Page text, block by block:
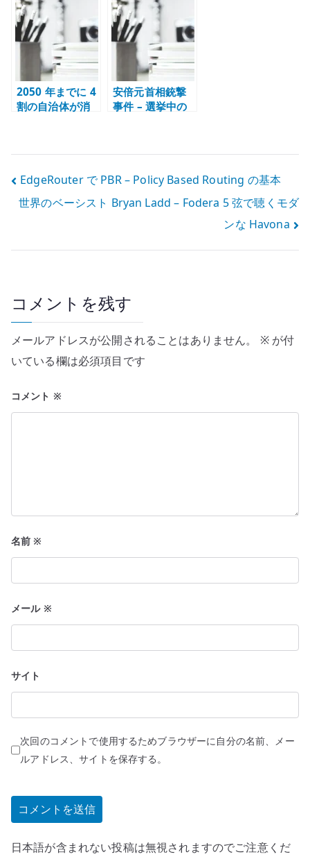
と社会の偏り
設計を考える
2050 年までに 4
割の自治体が消
安倍元首相銃撃
事件 – 選挙中の
投
稿
ゲ
ー
シ
ン
EdgeRouter で PBR – Policy Based Routing の基本
世界のベーシスト Bryan Ladd – Fodera 5 弦で聴くモダ
ンな Havona
コメントを残す
メールアドレスが公開されることはありません。 ※が付
いている欄は必須項目です
コメント ※
名前※
メール ※
サイト
次回のコメントで使用するためブラウザーに自分の名前、メー
ルアドレス、サイトを保存する。
日本語が含まれない投稿は無視されますのでご注意くだ